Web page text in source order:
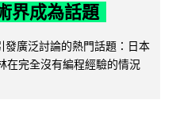
界成為話題
發廣泛討論的熱門話題：日本
在完全沒有編程經驗的情況